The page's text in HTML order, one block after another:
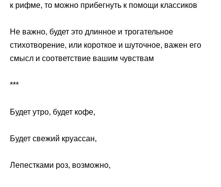
к рифме, то можно прибегнуть к помощи классиков
Не важно, будет это длинное и трогательное
стихотворение, или короткое и шуточное, важен его
смысл и соответствие вашим чувствам
***
Будет утро, будет кофе,
Будет свежий круассан,
Лепестками роз, возможно,